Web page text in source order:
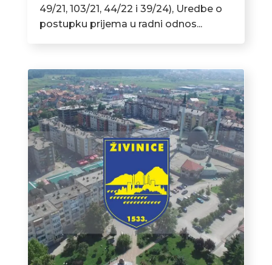
49/21, 103/21, 44/22 i 39/24), Uredbe o
postupku prijema u radni odnos...